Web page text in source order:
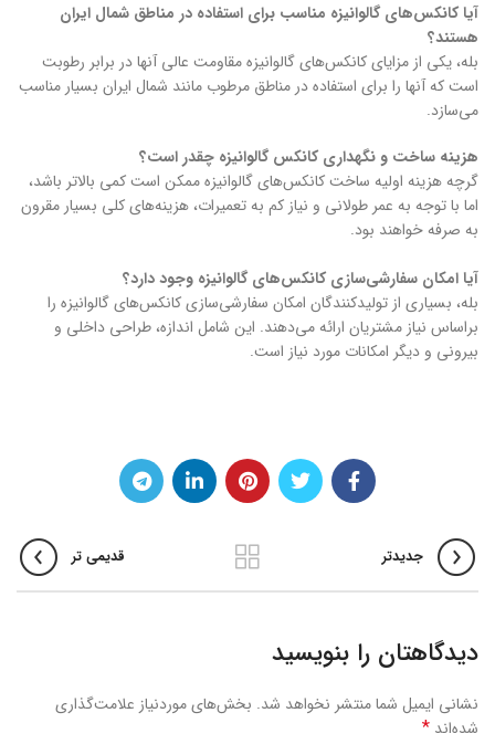
آیا کانکس‌های گالوانیزه مناسب برای استفاده در مناطق شمال ایران
هستند؟
بله، یکی از مزایای کانکس‌های گالوانیزه مقاومت عالی آنها در برابر رطوبت
است که آنها را برای استفاده در مناطق مرطوب مانند شمال ایران بسیار مناسب
می‌سازد.
هزینه ساخت و نگهداری کانکس گالوانیزه چقدر است؟
گرچه هزینه اولیه ساخت کانکس‌های گالوانیزه ممکن است کمی بالاتر باشد،
اما با توجه به عمر طولانی و نیاز کم به تعمیرات، هزینه‌های کلی بسیار مقرون
به صرفه خواهند بود.
آیا امکان سفارشی‌سازی کانکس‌های گالوانیزه وجود دارد؟
بله، بسیاری از تولیدکنندگان امکان سفارشی‌سازی کانکس‌های گالوانیزه را
براساس نیاز مشتریان ارائه می‌دهند. این شامل اندازه، طراحی داخلی و
بیرونی و دیگر امکانات مورد نیاز است.
جدیدتر قدیمی تر
دیدگاهتان را بنویسید
نشانی ایمیل شما منتشر نخواهد شد. بخش‌های موردنیاز علامت‌گذاری
شده‌اند *